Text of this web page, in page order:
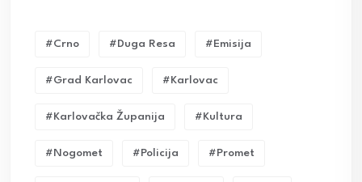
#crno #duga Resa #emisija
#grad Karlovac #karlovac
#karlovačka Županija #kultura
#nogomet #policija #promet